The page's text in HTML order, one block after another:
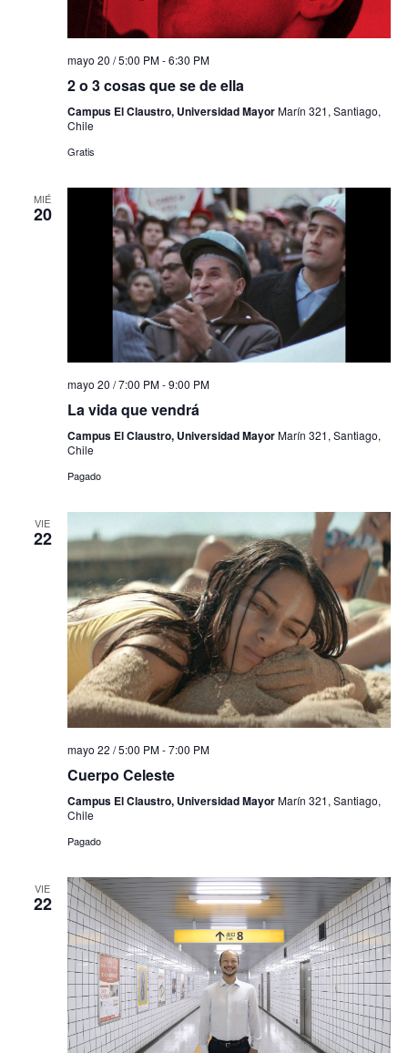
mayo 20 / 5:00 PM-6:30 PM
2 o 3 cosas que se de ella
Campus El Claustro, Universidad MayorMarín 321, Santiago,
Chile
Gratis
MIÉ
20
mayo 20 / 7:00 PM-9:00 PM
La vida que vendrá
Campus El Claustro, Universidad MayorMarín 321, Santiago,
Chile
Pagado
VIE
22
mayo 22 / 5:00 PM-7:00 PM
Cuerpo Celeste
Campus El Claustro, Universidad MayorMarín 321, Santiago,
Chile
Pagado
VIE
22